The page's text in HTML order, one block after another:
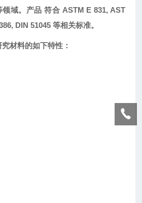
领域。产品 符合 ASTM E 831, AST
DIN 51045等相关标准。
究材料的如下特性 ：